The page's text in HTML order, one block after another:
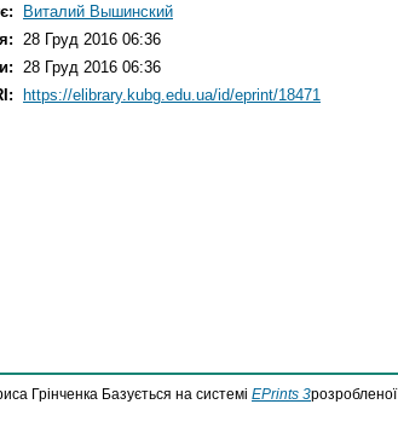
Виталий Вышинский
28 Груд 2016 06:36
28 Груд 2016 06:36
https://elibrary.kubg.edu.ua/id/eprint/18471
Грінченка Базується на системі EPrints 3